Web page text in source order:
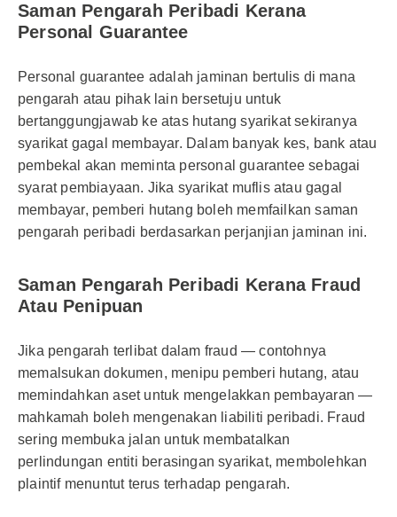
Saman Pengarah Peribadi Kerana
Personal Guarantee
Personal guarantee adalah jaminan bertulis di mana
pengarah atau pihak lain bersetuju untuk
bertanggungjawab ke atas hutang syarikat sekiranya
syarikat gagal membayar. Dalam banyak kes, bank atau
pembekal akan meminta personal guarantee sebagai
syarat pembiayaan. Jika syarikat muflis atau gagal
membayar, pemberi hutang boleh memfailkan saman
pengarah peribadi berdasarkan perjanjian jaminan ini.
Saman Pengarah Peribadi Kerana Fraud
Atau Penipuan
Jika pengarah terlibat dalam fraud — contohnya
memalsukan dokumen, menipu pemberi hutang, atau
memindahkan aset untuk mengelakkan pembayaran —
mahkamah boleh mengenakan liabiliti peribadi. Fraud
sering membuka jalan untuk membatalkan
perlindungan entiti berasingan syarikat, membolehkan
plaintif menuntut terus terhadap pengarah.